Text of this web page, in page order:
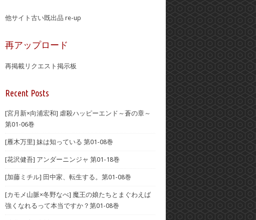
他サイト古い既出品 re-up
再アップロード
再掲載リクエスト掲示板
Recent Posts
[宮月新×向浦宏和] 虐殺ハッピーエンド～蒼の章～
第01-06巻
[雁木万里] 妹は知っている 第01-08巻
[花沢健吾] アンダーニンジャ 第01-18巻
[加藤ミチル] 田中家、転生する。第01-08巻
[カモメ山脈×冬野なべ] 魔王の娘たちとまぐわえば
強くなれるって本当ですか？第01-08巻